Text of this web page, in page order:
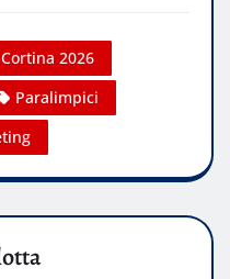
2026
Paralimpici